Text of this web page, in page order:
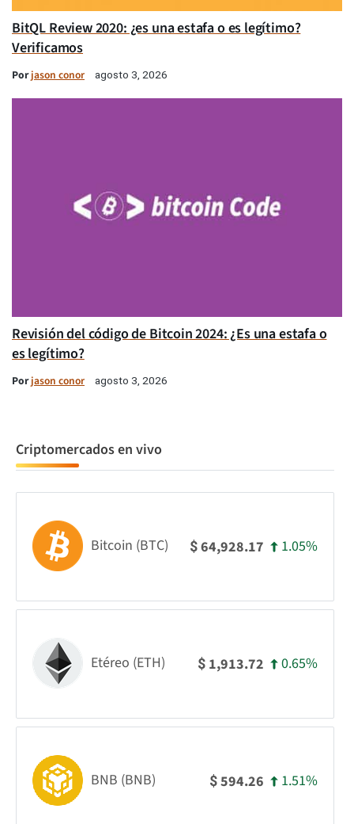
BitQL Review 2020: ¿es una estafa o es legítimo?
Verificamos
Porjason conor agosto 3, 2026
Revisión del código de Bitcoin 2024: ¿Es una estafa o
es legítimo?
Porjason conor agosto 3, 2026
Criptomercados en vivo
Bitcoin (BTC) $64,928.17 1.05%
Etéreo (ETH) $ 1,913.72 0.65%
BNB (BNB) $594.26 1.51%